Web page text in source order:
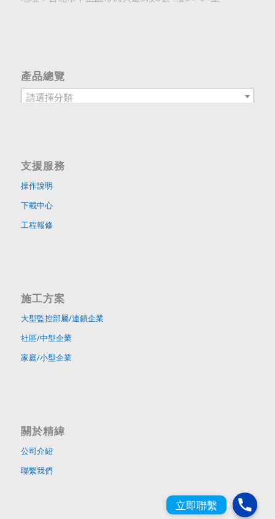
產品總覽
請選擇分類
支援服務
操作說明
下載中心
工程報修
施工方案
大型監控部屬/連鎖企業
社區/中型企業
家庭/小型企業
關於精緯
公司介紹
聯繫我們